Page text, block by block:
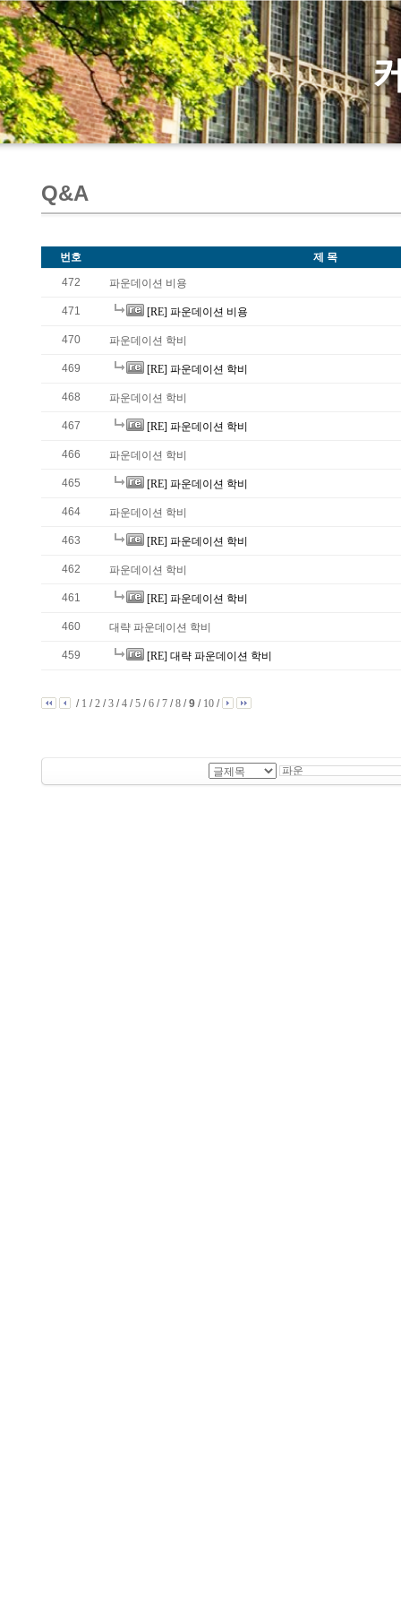
Q&A
번호
제 목
472
파운데이션 비용
471 [RE] 파운데이션 비용
470 파운데이션 학비
469 [RE] 파운데이션 학비
468 파운데이션 학비
467 [RE] 파운데이션 학비
466 파운데이션 학비
465 [RE] 파운데이션 학비
464 파운데이션 학비
463 [RE] 파운데이션 학비
462 파운데이션 학비
461 [RE] 파운데이션 학비
460 대략 파운데이션 학비
459 [RE] 대략 파운데이션 학비
/ 1 /2 /3 /4 /5 /6 /7 /8 /9 / 10 /